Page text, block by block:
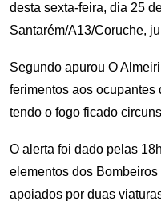
desta sexta-feira, dia 25
Santarém/A13/Coruche,
Segundo apurou O
ferimentos aos
tendo o fogo ficado
O alerta foi dado pelas
elementos dos
apoiados por duas